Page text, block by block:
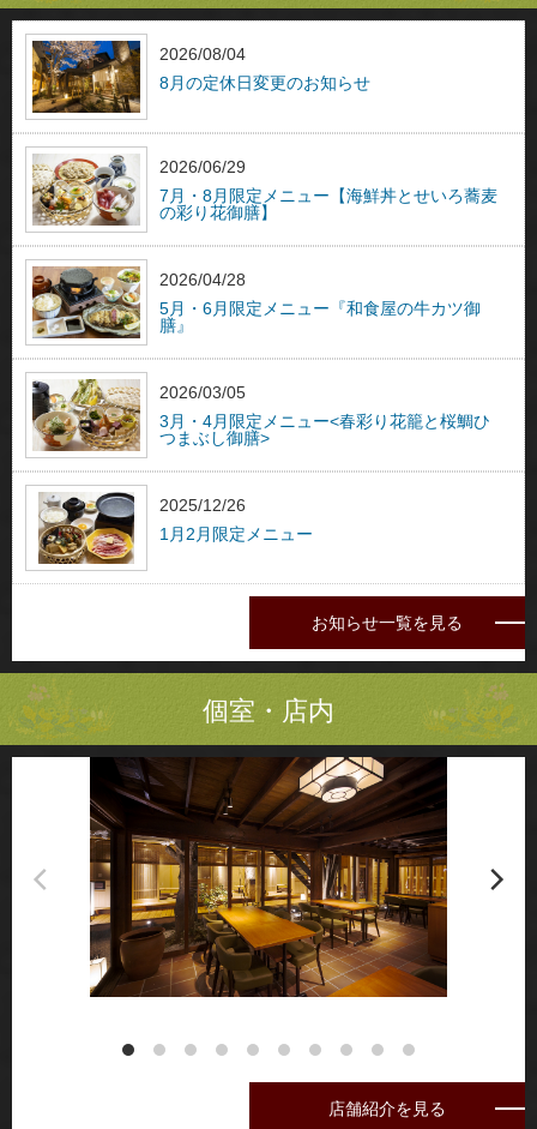
2026/08/04
8月の定休日変更のお知らせ
2026/06/29
7月・8月限定メニュー【海鮮丼とせいろ蕎麦
の彩り花御膳】
2026/04/28
5月・6月限定メニュー『和食屋の牛カツ御
膳』
2026/03/05
3月・4月限定メニュー<春彩り花籠と桜鯛ひ
つまぶし御膳>
2025/12/26
1月2月限定メニュー
お知らせ一覧を見る
個室・店内
店舗紹介を見る